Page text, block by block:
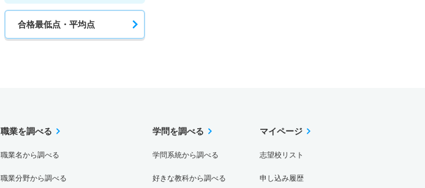
合格最低点・平均点
職業を調べる
職業名から調べる
職業分野から調べる
学問を調べる
学問系統から調べる
好きな教科から調べる
マイページ
志望校リスト
申し込み履歴